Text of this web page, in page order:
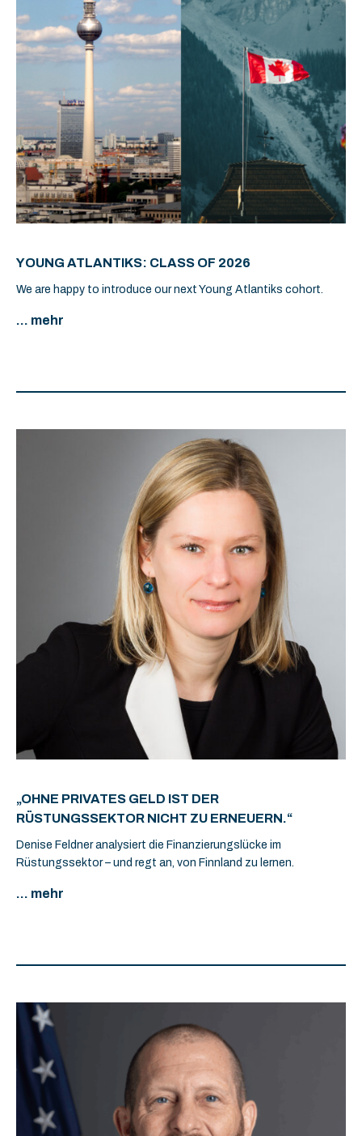
YOUNG ATLANTIKS: CLASS OF 2026
We are happy to introduce our next Young Atlantiks cohort.
... mehr
„OHNE PRIVATES GELD IST DER
RÜSTUNGSSEKTOR NICHT ZU ERNEUERN.“
Denise Feldner analysiert die Finanzierungslücke im
Rüstungssektor – und regt an, von Finnland zu lernen.
... mehr